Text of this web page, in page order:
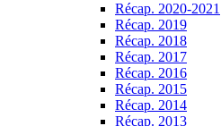
Récap. 2020-2021
Récap. 2019
Récap. 2018
Récap. 2017
Récap. 2016
Récap. 2015
Récap. 2014
Récap. 2013